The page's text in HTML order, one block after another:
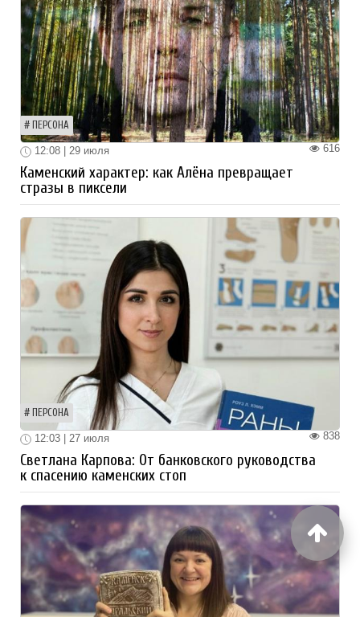
ПЕРСОНА
616
12:08 | 29 июля
Каменский характер: как Алёна превращает
стразы в пиксели
ПЕРСОНА
838
12:03 | 27 июля
Светлана Карпова: От банковского руководства
к спасению каменских стоп